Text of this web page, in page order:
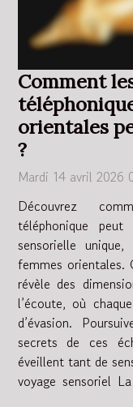
Comment
orientales
?
Mardi 14 avril 2026
Découvrez
téléphonique
sensorielle
femmes
révèle des
l’écoute, où
d’évasion.
secrets de ces
éveillent tant de
voyage sensoriel La voix féminine orientale se distingue